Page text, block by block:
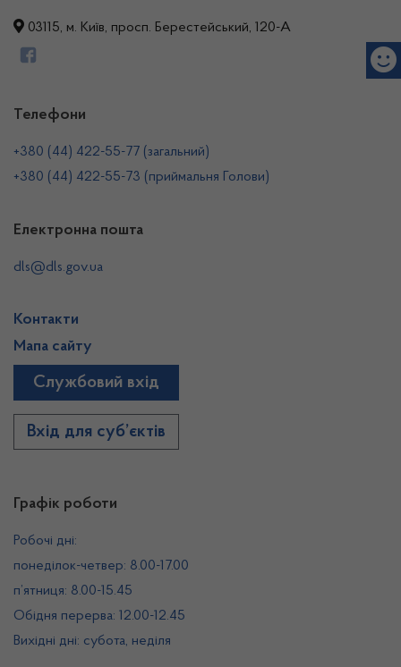
03115, м. Київ, просп. Берестейський, 120-А
Графік роботи
Робочі дні:
понеділок-четвер: 8.00-17.00
п’ятниця: 8.00-15.45
Обідня перерва: 12.00-12.45
Вихідні дні: субота, неділя
Телефони
+380 (44) 422-55-77 (загальний)
+380 (44) 422-55-73 (приймальня Голови)
Електронна пошта
dls@dls.gov.ua
Контакти
Мапа сайту
Службовий вхід
Вхід для суб’єктів